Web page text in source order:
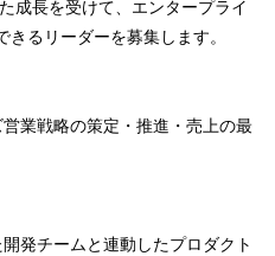
成長を受けて、エンタープライ
るリーダーを募集します。
業戦略の策定・推進・売上の最
発チームと連動したプロダクト